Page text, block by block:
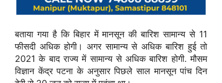
बताया गया है कि बिहार में मानसून की बारिश सामान्य से 11
फीसदी अधिक होगी। अगर सामान्य से अधिक बारिश हुई तो
2021 के बाद राज्य में सामान्य से अधिक बारिश होगी. मौसम
विज्ञान केंद्र पटना के अनुसार पिछले साल मानसून पांच दिन